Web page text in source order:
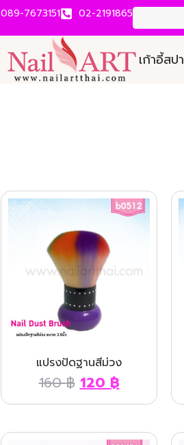
089-7673151 02-2191865
เก้าอี้สปา
แปรงปัดฐานสีม่วง
160฿ 120฿